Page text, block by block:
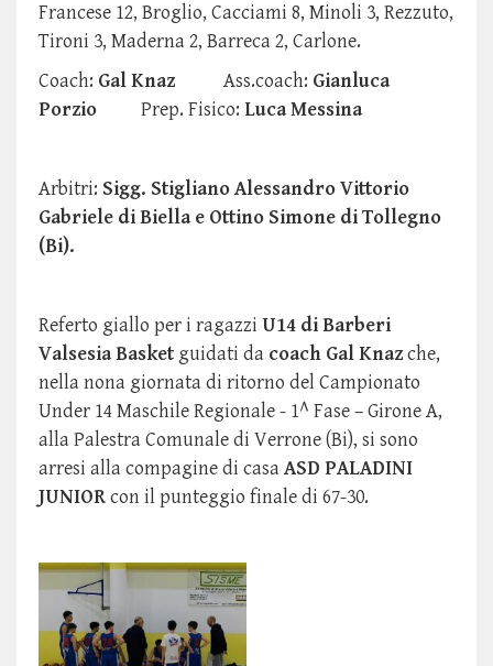
Francese 12, Broglio, Cacciami 8, Minoli 3, Rezzuto,
Tironi 3, Maderna 2, Barreca 2, Carlone.
Coach: Gal Knaz Ass.coach: Gianluca
Porzio Prep. Fisico: Luca Messina
Arbitri: Sigg. Stigliano Alessandro Vittorio
Gabriele di Biella e Ottino Simone di Tollegno
(Bi).
Referto giallo per i ragazzi U14 di Barberi
Valsesia Basket guidati da coach Gal Knazche,
nella nona giornata di ritorno delCampionato
Under 14 Maschile Regionale - 1^ Fase – Girone A,
alla Palestra Comunale di Verrone (Bi), si sono
arresi allacompagine di casaASD PALADINI
JUNIORcon il punteggio finale di 67-30.